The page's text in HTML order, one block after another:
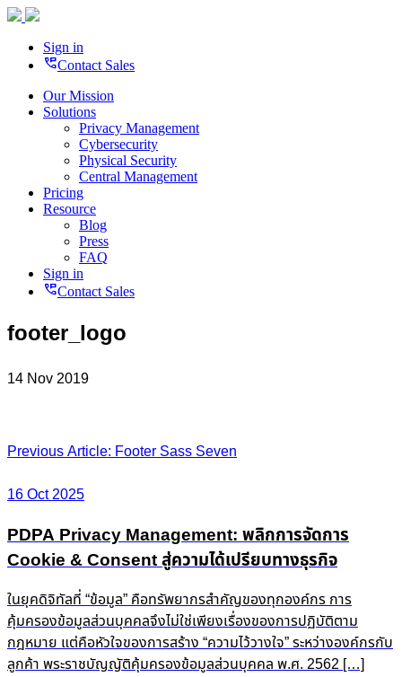
Sign in
perm_phone_msgContact Sales
Our Mission
Solutions
Privacy Management
Cybersecurity
Physical Security
Central Management
Pricing
Resource
Blog
Press
FAQ
Sign in
perm_phone_msgContact Sales
footer_logo
14 Nov 2019
Post
navigation
Previous Article: Footer Sass Seven
16 Oct 2025
PDPA Privacy Management: พลิกการจัดการ
Cookie & Consent สู่ความได้เปรียบทางธุรกิจ
ในยุคดิจิทัลที่ “ข้อมูล” คือทรัพยากรสำคัญของทุกองค์กร การ
คุ้มครองข้อมูลส่วนบุคคลจึงไม่ใช่เพียงเรื่องของการปฏิบัติตาม
กฎหมาย แต่คือหัวใจของการสร้าง “ความไว้วางใจ” ระหว่างองค์กรกับ
ลูกค้า พระราชบัญญัติคุ้มครองข้อมูลส่วนบุคคล พ.ศ. 2562 […]